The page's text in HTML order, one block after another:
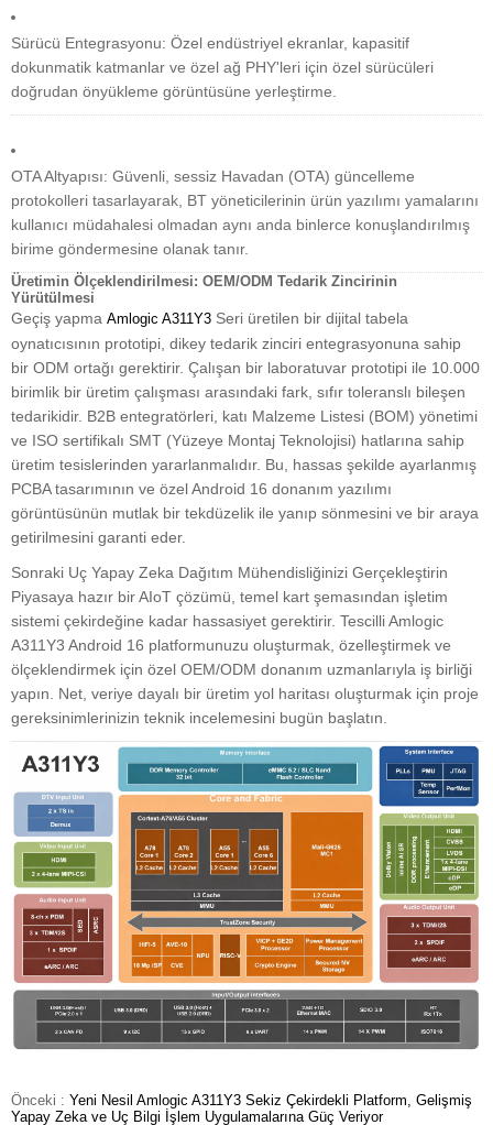
Sürücü Entegrasyonu: Özel endüstriyel ekranlar, kapasitif
dokunmatik katmanlar ve özel ağ PHY'leri için özel sürücüleri
doğrudan önyükleme görüntüsüne yerleştirme.
OTA Altyapısı: Güvenli, sessiz Havadan (OTA) güncelleme
protokolleri tasarlayarak, BT yöneticilerinin ürün yazılımı yamalarını
kullanıcı müdahalesi olmadan aynı anda binlerce konuşlandırılmış
birime göndermesine olanak tanır.
Üretimin Ölçeklendirilmesi: OEM/ODM Tedarik Zincirinin
Yürütülmesi
Geçiş yapma Amlogic A311Y3 Seri üretilen bir dijital tabela
oynatıcısının prototipi, dikey tedarik zinciri entegrasyonuna sahip
bir ODM ortağı gerektirir. Çalışan bir laboratuvar prototipi ile 10.000
birimlik bir üretim çalışması arasındaki fark, sıfır toleranslı bileşen
tedarikidir. B2B entegratörleri, katı Malzeme Listesi (BOM) yönetimi
ve ISO sertifikalı SMT (Yüzeye Montaj Teknolojisi) hatlarına sahip
üretim tesislerinden yararlanmalıdır. Bu, hassas şekilde ayarlanmış
PCBA tasarımının ve özel Android 16 donanım yazılımı
görüntüsünün mutlak bir tekdüzelik ile yanıp sönmesini ve bir araya
getirilmesini garanti eder.
Sonraki Uç Yapay Zeka Dağıtım Mühendisliğinizi Gerçekleştirin
Piyasaya hazır bir AIoT çözümü, temel kart şemasından işletim
sistemi çekirdeğine kadar hassasiyet gerektirir. Tescilli Amlogic
A311Y3 Android 16 platformunuzu oluşturmak, özelleştirmek ve
ölçeklendirmek için özel OEM/ODM donanım uzmanlarıyla iş birliği
yapın. Net, veriye dayalı bir üretim yol haritası oluşturmak için proje
gereksinimlerinizin teknik incelemesini bugün başlatın.
Önceki : Yeni Nesil Amlogic A311Y3 Sekiz Çekirdekli Platform, Gelişmiş
Yapay Zeka ve Uç Bilgi İşlem Uygulamalarına Güç Veriyor